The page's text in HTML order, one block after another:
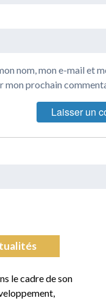
nom, mon e-mail et
mon prochain
le cadre de son